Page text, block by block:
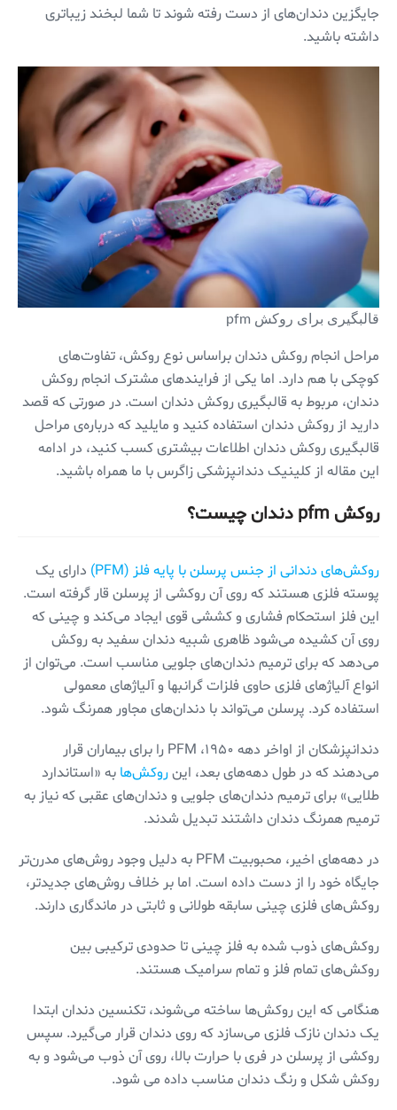
جایگزین دندان‌های از دست رفته شوند تا شما لبخند زیباتری
داشته باشید.
قالبگیری برای روکش pfm
مراحل انجام روکش دندان براساس نوع روکش، تفاوت‌های
کوچکی با هم دارد. اما یکی از فرایندهای مشترک انجام روکش
دندان، مربوط به قالبگیری روکش دندان است. در صورتی که قصد
دارید از روکش دندان استفاده کنید و مایلید که درباره‌ی مراحل
قالبگیری روکش دندان اطلاعات بیشتری کسب کنید، در ادامه
این مقاله از کلینیک دندانپزشکی زاگرس با ما همراه باشید.
روکش pfm دندان چیست؟
روکش‌های دندانی از جنس پرسلن با پایه فلز (PFM)
دارای یک
پوسته فلزی هستند که روی آن روکشی از پرسلن قار گرفته است.
این فلز استحکام فشاری و کششی قوی ایجاد می‌کند و چینی که
روی آن کشیده می‌شود ظاهری شبیه دندان سفید به روکش
می‌دهد که برای ترمیم دندان‌های جلویی مناسب است. می‌توان از
انواع آلیاژهای فلزی حاوی فلزات گرانبها و آلیاژ‌های معمولی
استفاده کرد. پرسلن می‌تواند با دندان‌های مجاور همرنگ شود.
دندانپزشکان از اواخر دهه ۱۹۵۰، PFM را برای بیماران قرار
می‌دهند که در طول دهه‌های بعد، اینروکش‌ها به «استاندارد
طلایی» برای ترمیم دندان‌های جلویی و دندان‌های عقبی که نیاز به
ترمیم همرنگ دندان داشتند تبدیل شدند.
در دهه‌های اخیر، محبوبیت PFM به دلیل وجود روش‌های مدرن‌تر
جایگاه خود را از دست داده است. اما بر خلاف روش‌های جدیدتر،
روکش‌های فلزی چینی سابقه طولانی و ثابتی در ماندگاری دارند.
روکش‌های ذوب شده به فلز چینی تا حدودی ترکیبی بین
روکش‌های تمام فلز و تمام سرامیک هستند.
هنگامی که این روکش‌ها ساخته می‌شوند، تکنسین دندان ابتدا
یک دندان نازک فلزی می‌سازد که روی دندان قرار می‌گیرد. سپس
روکشی از پرسلن در فری با حرارت بالا، روی آن ذوب می‌شود و به
روکش شکل و رنگ دندان مناسب داده می شود.